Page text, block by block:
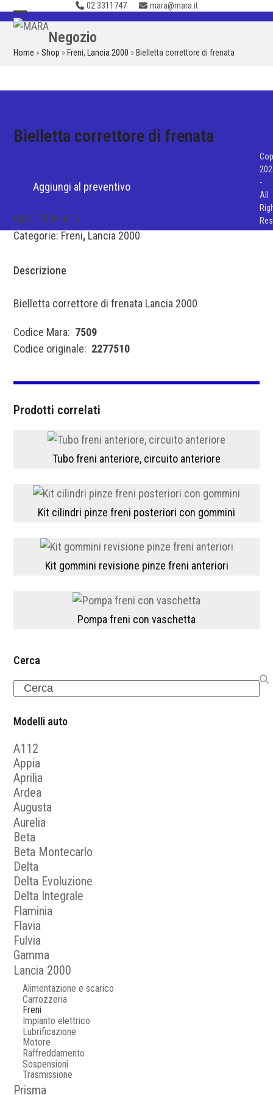
Skip
to
02.3311747 mara@mara.it
Open
mobile
Close
mobileNegozio
Home »Shop » Freni, Lancia 2000 » Bielletta correttore di frenata
Bielletta correttore di frenata
Aggiungi al preventivo
COD: 7509-415
Categorie: Freni, Lancia 2000
Descrizione
Bielletta correttore di frenata Lancia 2000
Codice Mara: 7509
Codice originale: 2277510
Prodotti correlati
Tubo freni anteriore, circuito anteriore
Kit cilindri pinze freni posteriori con gommini
Kit gommini revisione pinze freni anteriori
Pompa freni con vaschetta
Cerca
Search
Modelli auto
A112
Appia
Aprilia
Ardea
Augusta
Aurelia
Beta
Beta Montecarlo
Delta
Delta Evoluzione
Delta Integrale
Flaminia
Flavia
Fulvia
Gamma
Lancia 2000
Alimentazione e scarico
Carrozzeria
Freni
Impianto elettrico
Lubrificazione
Motore
Raffreddamento
Sospensioni
Trasmissione
Prisma
-
All